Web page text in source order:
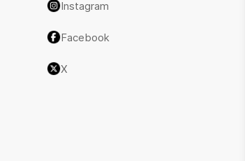
Instagram
Facebook
X